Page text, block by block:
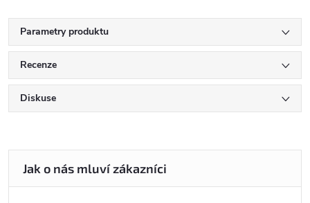
Parametry produktu
Recenze
Diskuse